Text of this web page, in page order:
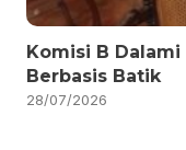
Komisi B
Berbasis Batik
28/07/2026